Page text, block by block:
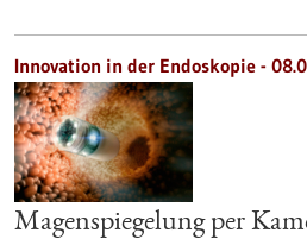
Innovation in der Endoskopie -
Magenspiegelung per